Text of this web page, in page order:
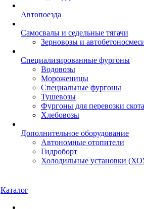
Автопоезда
Самосвалы и седельные тягачи
Зерновозы и
Специализированные фургоны
Водовозы
Мороженицы
Специальные фургоны
Тушевозы
Фургоны для перевозки
Хлебовозы
Дополнительное оборудование
Автономные отопители
Гидроборт
Холодильные установки
Каталог